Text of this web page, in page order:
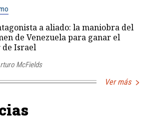
a aliado: la maniobra del
de Venezuela para ganar el
Israel
McFields
Ver más